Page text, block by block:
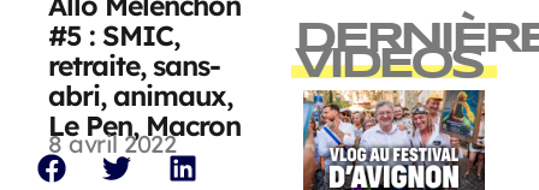
#5 : SMIC,
retraite, sans-
abri, animaux,
Le Pen, Macron
8 avril 2022
VIDEOS